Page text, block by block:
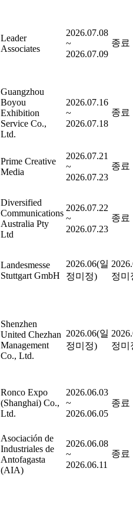
Leader
Associates
2026.07.08
~
2026.07.09
종료
Guangzhou
Boyou
Exhibition
Service Co.,
Ltd.
2026.07.16
~
2026.07.18
종료
Prime Creative
Media
2026.07.21
~
2026.07.23
종료
Diversified
Communications
Australia Pty
Ltd
2026.07.22
~
2026.07.23
종료
Landesmesse
Stuttgart GmbH
2026.06(일
정미정)
정미
Shenzhen
United Chezhan
Management
Co., Ltd.
2026.06(일
정미정)
정미
Ronco Expo
(Shanghai) Co.,
Ltd.
2026.06.03
~
2026.06.05
종료
Asociación de
Industriales de
Antofagasta
(AIA)
2026.06.08
~
2026.06.11
종료